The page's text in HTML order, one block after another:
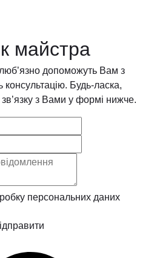
майстра
допоможуть Вам з
консультацію. Будь-ласка,
з Вами у формі нижче.
персональних даних